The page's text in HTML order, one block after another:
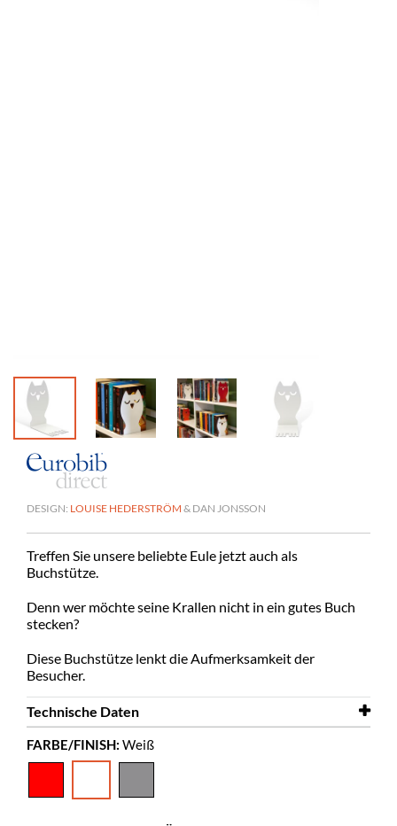
DESIGN: LOUISE HEDERSTRÖM & DAN JONSSON
Treffen Sie unsere beliebte Eule jetzt auch als
Buchstütze.
Denn wer möchte seine Krallen nicht in ein gutes Buch
stecken?
Diese Buchstütze lenkt die Aufmerksamkeit der
Besucher.
Technische Daten
Breite
FARBE/FINISH: Weiß